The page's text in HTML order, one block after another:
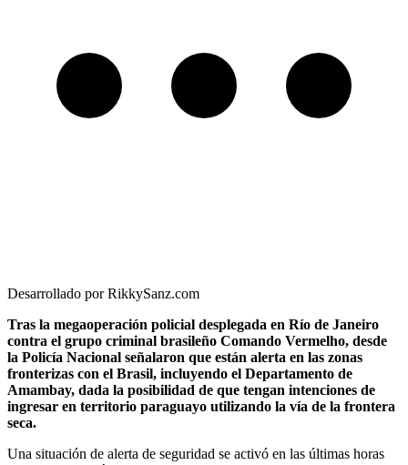
Desarrollado por RikkySanz.com
Tras la megaoperación policial desplegada en Río de Janeiro
contra el grupo criminal brasileño Comando Vermelho, desde
la Policía Nacional señalaron que están alerta en las zonas
fronterizas con el Brasil, incluyendo el Departamento de
Amambay, dada la posibilidad de que tengan intenciones de
ingresar en territorio paraguayo utilizando la vía de la frontera
seca.
Una situación de alerta de seguridad se activó en las últimas horas